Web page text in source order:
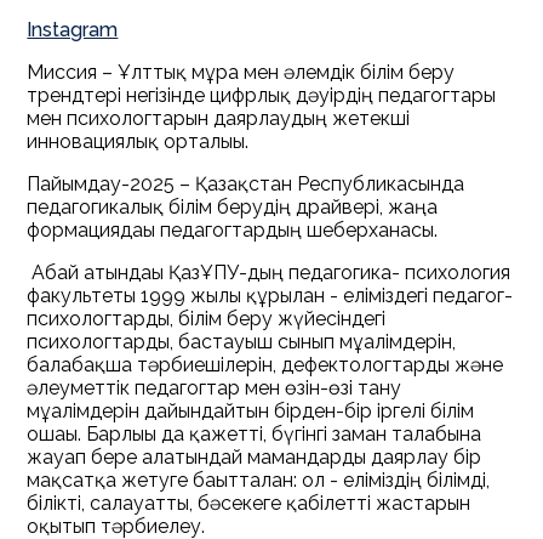
Instagram
Миссия – Ұлттық мұра мен әлемдік білім беру
трендтері негізінде цифрлық дәуірдің педагогтары
мен психологтарын даярлаудың жетекші
инновациялық орталығы.
Пайымдау-2025 – Қазақстан Республикасында
педагогикалық білім берудің драйвері, жаңа
формациядағы педагогтардың шеберханасы.
Абай атындағы ҚазҰПУ-дың педагогика- психология
факультеты 1999 жылы құрылған - еліміздегі педагог-
психологтарды, білім беру жүйесіндегі
психологтарды, бастауыш сынып мұғалімдерін,
балабақша тәрбиешілерін, дефектологтарды және
әлеуметтік педагогтар мен өзін-өзі тану
мұғалімдерін дайындайтын бірден-бір іргелі білім
ошағы. Барлығы да қажетті, бүгінгі заман талабына
жауап бере алатындай мамандарды даярлау бір
мақсатқа жетуге бағытталған: ол - еліміздің білімді,
білікті, салауатты, бәсекеге қабілетті жастарын
оқытып тәрбиелеу.